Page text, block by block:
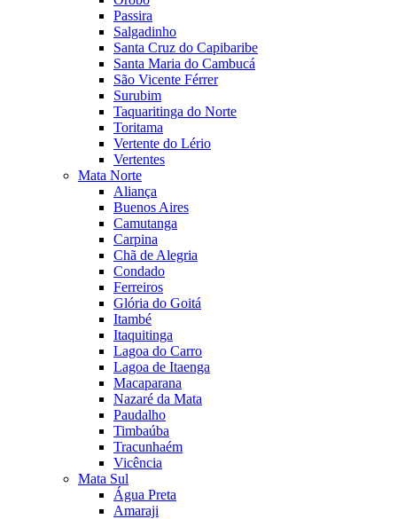
Passira
Salgadinho
Santa Cruz do Capibaribe
Santa Maria do Cambucá
São Vicente Férrer
Surubim
Taquaritinga do Norte
Toritama
Vertente do Lério
Vertentes
Mata Norte
Aliança
Buenos Aires
Camutanga
Carpina
Chã de Alegria
Condado
Ferreiros
Glória do Goitá
Itambé
Itaquitinga
Lagoa do Carro
Lagoa de Itaenga
Macaparana
Nazaré da Mata
Paudalho
Timbaúba
Tracunhaém
Vicência
Mata Sul
Água Preta
Amaraji